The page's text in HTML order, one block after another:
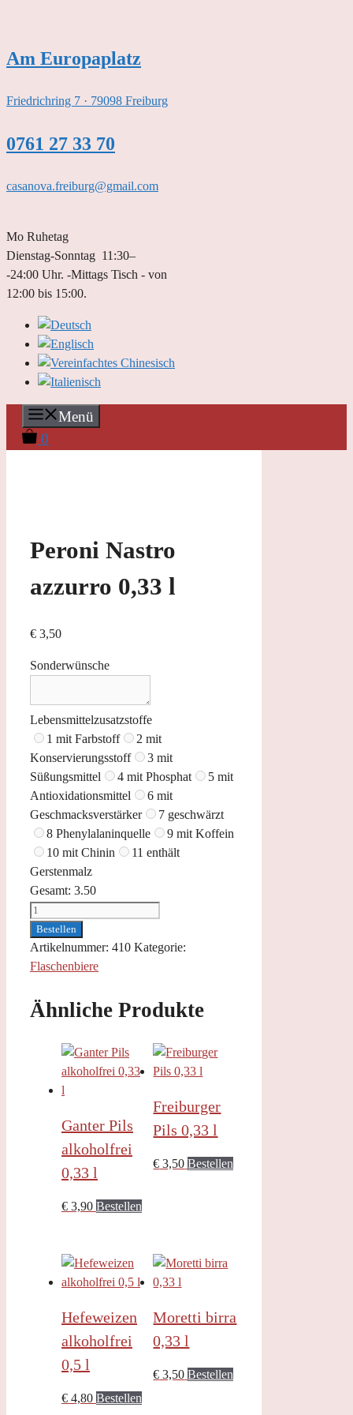
springen
Am Europaplatz
Friedrichring 7 · 79098 Freiburg
0761 27 33 70
casanova.freiburg@gmail.com
Mo Ruhetag
Dienstag-Sonntag 11:30–
-24:00 Uhr. -Mittags Tisch - von
12:00 bis 15:00.
Menü
0
Peroni Nastro
azzurro 0,33 l
€ 3,50
Sonderwünsche
Lebensmittelzusatzstoffe
1 mit Farbstoff
2 mit
Konservierungsstoff
3 mit
Süßungsmittel
4 mit Phosphat
5 mit
Antioxidationsmittel
6 mit
Geschmacksverstärker
7 geschwärzt
8 Phenylalaninquelle
9 mit Koffein
10 mit Chinin
11 enthält
Gerstenmalz
Gesamt: 3.50
Peroni
Nastro
azzurro
0,33
Menge
Bestellen
Artikelnummer: 410 Kategorie:
Flaschenbiere
Ähnliche Produkte
Ganter Pils
alkoholfrei
0,33 l
€ 3,90 Bestellen
Freiburger
Pils 0,33 l
€ 3,50 Bestellen
Hefeweizen
alkoholfrei
0,5 l
€ 4,80 Bestellen
Moretti birra
0,33 l
€ 3,50 Bestellen